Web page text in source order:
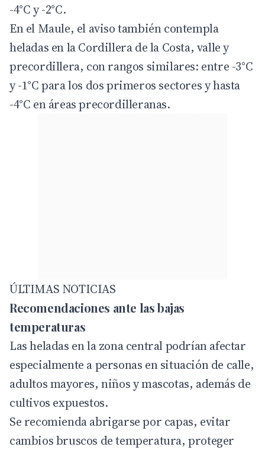
-4°C y -2°C.
En el Maule, el aviso también contempla
heladas en la Cordillera de la Costa, valle y
precordillera, con rangos similares: entre -3°C
y -1°C para los dos primeros sectores y hasta
-4°C en áreas precordilleranas.
ÚLTIMAS NOTICIAS
Recomendaciones ante las bajas
temperaturas
Las heladas en la zona central podrían afectar
especialmente a personas en situación de calle,
adultos mayores, niños y mascotas, además de
cultivos expuestos.
Se recomienda abrigarse por capas, evitar
cambios bruscos de temperatura, proteger